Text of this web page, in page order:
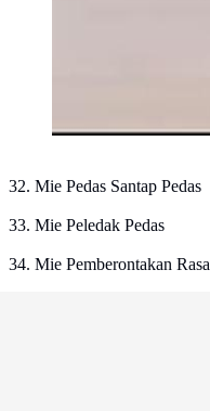
32. Mie Pedas Santap Pedas
33. Mie Peledak Pedas
34. Mie Pemberontakan Rasa